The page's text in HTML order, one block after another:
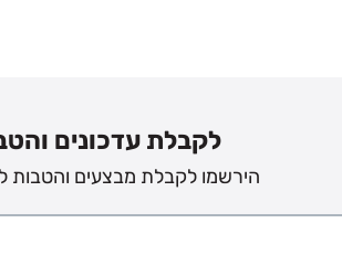
לקבלת עדכונים
הירשמו לקבלת מבצעים והטבות